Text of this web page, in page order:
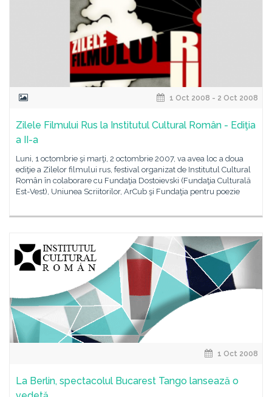
1 Oct 2008 - 2 Oct 2008
Zilele Filmului Rus la Institutul Cultural Român - Ediţia
a II-a
Luni, 1 octombrie şi marţi, 2 octombrie 2007, va avea loc a doua
ediţie a Zilelor filmului rus, festival organizat de Institutul Cultural
Român în colaborare cu Fundaţia Dostoievski (Fundaţia Culturală
Est-Vest), Uniunea Scriitorilor, ArCub şi Fundaţia pentru poezie
1 Oct 2008
La Berlin, spectacolul Bucarest Tango lansează o